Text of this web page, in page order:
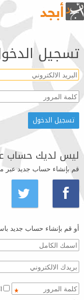
تسجيل
ليس لديك حساب
قم بإنشاء حساب جديد عبر
أو قم بإنشاء حساب جديد